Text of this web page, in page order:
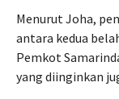
Menurut Joha,
antara kedua
Pemkot
yang diinginkan